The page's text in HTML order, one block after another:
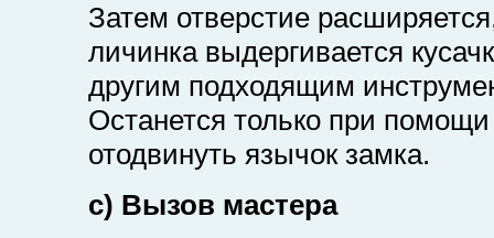
Затем отверстие
личинка выдергивается
другим подходящим
Останется только при помощи
отодвинуть язычок замка.
c) Вызов мастера